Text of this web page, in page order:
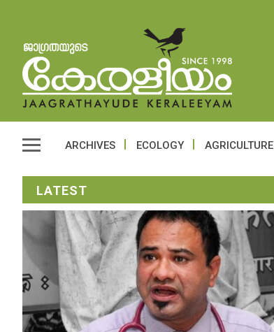
ARCHIVES ECOLOGY AGRICULTURE
LATEST